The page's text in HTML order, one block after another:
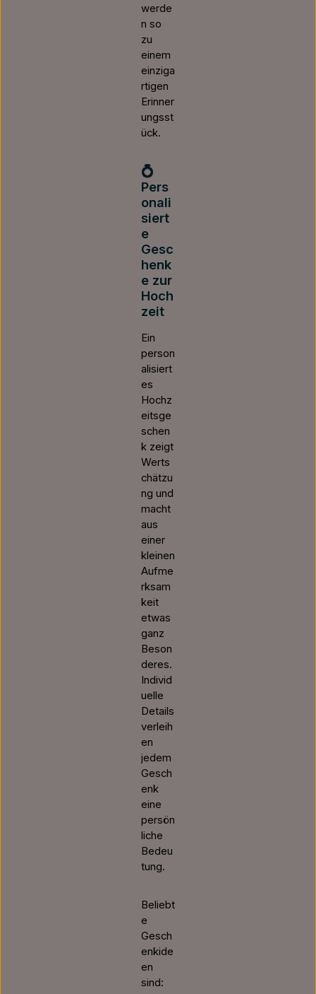
werde
n so
zu
einem
einziga
rtigen
Erinner
ungsst
ück.
💍
Pers
onali
siert
e
Gesc
henk
e zur
Hoch
zeit
Ein
person
alisiert
es
Hochz
eitsge
schen
k zeigt
Werts
chätzu
ng und
macht
aus
einer
kleinen
Aufme
rksam
keit
etwas
ganz
Beson
deres.
Individ
uelle
Details
verleih
en
jedem
Gesch
enk
eine
persön
liche
Bedeu
tung.
Beliebt
e
Gesch
enkide
en
sind: